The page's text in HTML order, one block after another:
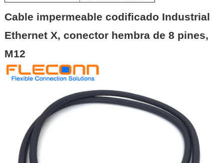
Cable impermeable codificado Industrial
Ethernet X, conector hembra de 8 pines,
M12